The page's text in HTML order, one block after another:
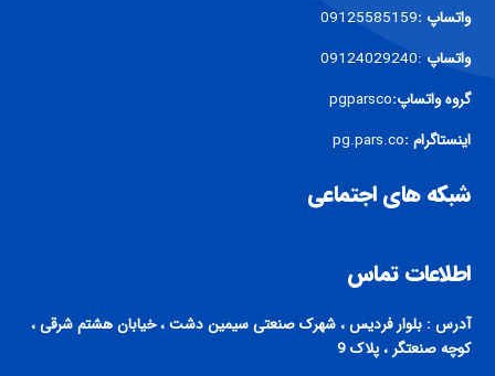
واتساپ :09125585159
واتساپ :09124029240
گروه واتساپ:pgparsco
اینستاگرام :pg.pars.co
شبکه های اجتماعی
اطلاعات تماس
آدرس : بلوار فردیس ، شهرک صنعتی سیمین دشت ، خیابان هشتم شرقی ،
کوچه صنعتگر ، پلاک 9